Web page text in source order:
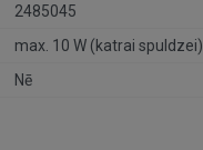
2485045
max. 10 W (katrai spuldzei)
Nē